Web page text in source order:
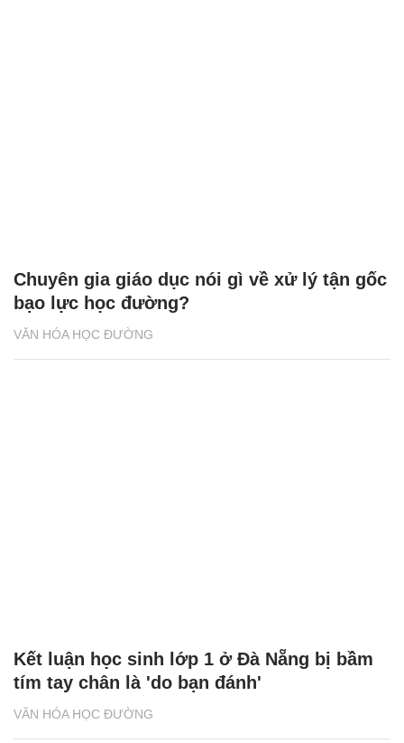
VĂN HÓA HỌC ĐƯỜNG
Chuyên gia giáo dục nói gì về xử lý tận gốc
bạo lực học đường?
VĂN HÓA HỌC ĐƯỜNG
Kết luận học sinh lớp 1 ở Đà Nẵng bị bầm
tím tay chân là 'do bạn đánh'